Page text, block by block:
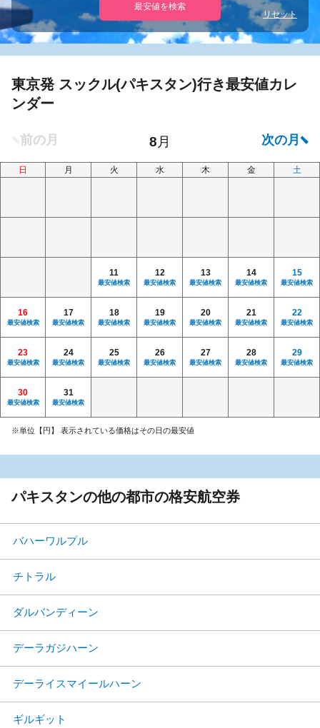
最安値を検索
リセット
東京発 スックル(パキスタン)行き最安値カレ
ンダー
日 月 火 水 木 金 土
11
最安値検索
12
最安値検索
13
最安値検索
14
最安値検索
15
最安値検索
16
最安値検索
17
最安値検索
18
最安値検索
19
最安値検索
20
最安値検索
21
最安値検索
22
最安値検索
23
最安値検索
24
最安値検索
25
最安値検索
26
最安値検索
27
最安値検索
28
最安値検索
29
最安値検索
30
最安値検索
31
最安値検索
※単位【円】 表示されている価格はその日の最安値
パキスタンの他の都市の格安航空券
バハーワルプル
チトラル
ダルバンディーン
デーラガジハーン
デーライスマイールハーン
ギルギット